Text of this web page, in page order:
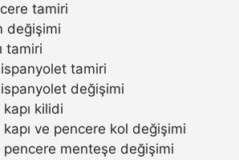
tamiri
değişimi
tamiri
tamiri
değişimi
kilidi
ve pencere kol değişimi
pencere menteşe değişimi